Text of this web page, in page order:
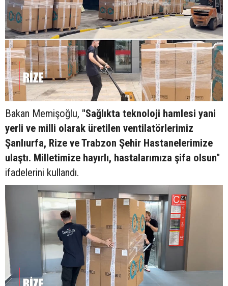
Bakan Memişoğlu, "Sağlıkta teknoloji hamlesi yani
yerli ve milli olarak üretilen ventilatörlerimiz
Şanlıurfa, Rize ve Trabzon Şehir Hastanelerimize
ulaştı. Milletimize hayırlı, hastalarımıza şifa olsun"
ifadelerini kullandı.